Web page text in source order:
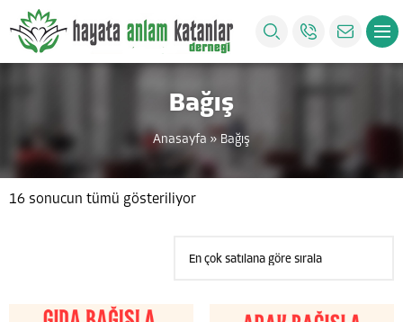
Bağış
Anasayfa » Bağış
16 sonucun tümü gösteriliyor